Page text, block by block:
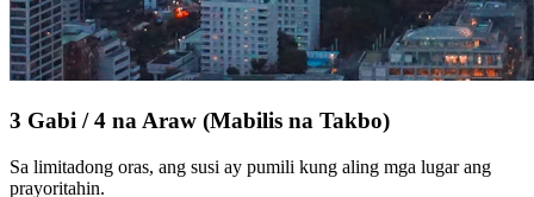
3 Gabi / 4 na Araw (Mabilis na Takbo)
Sa limitadong oras, ang susi ay pumili kung aling mga lugar ang
prayoritahin.